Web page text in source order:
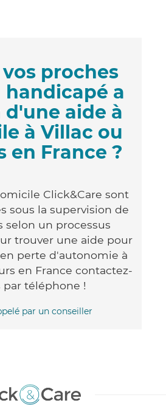
proches
handicapé a
d'une aide à
à Villac ou
en France ?
Click&Care sont
sous la supervision de
selon un processus
trouver une aide pour
perte d'autonomie à
en France contactez-
par téléphone !
par un conseiller